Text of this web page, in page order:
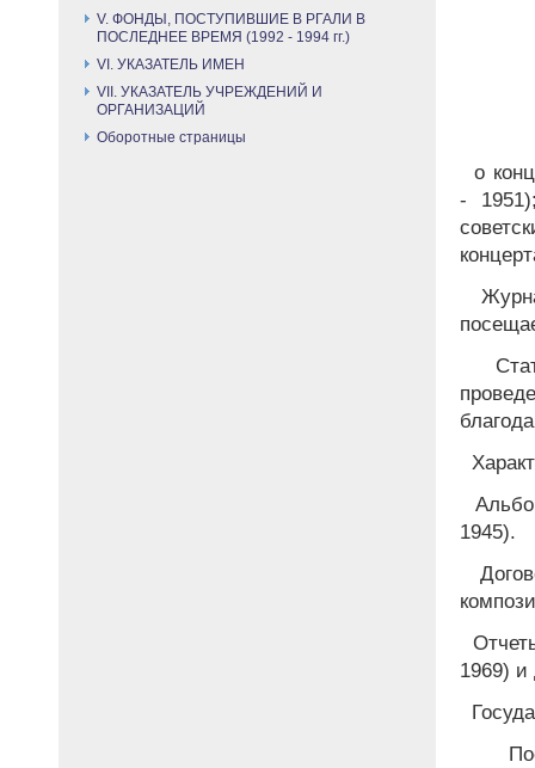
V. ФОНДЫ, ПОСТУПИВШИЕ В РГАЛИ В
ПОСЛЕДНЕЕ ВРЕМЯ (1992 - 1994 гг.)
VI. УКАЗАТЕЛЬ ИМЕН
VII. УКАЗАТЕЛЬ УЧРЕЖДЕНИЙ И
ОРГАНИЗАЦИЙ
Оборотные страницы
о
-
1945).
1969) и